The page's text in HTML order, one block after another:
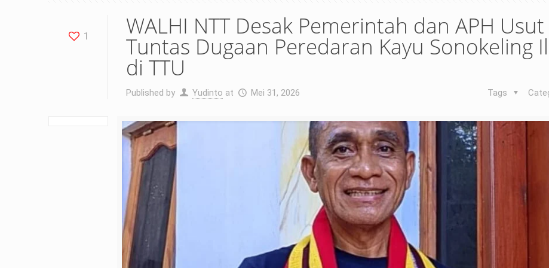
1 WALHI NTT Desak Pemerintah dan APH Usut
Tuntas Dugaan Peredaran Kayu Sonokeling
di TTU
Published by Yudinto at Mei 31, 2026 Tags